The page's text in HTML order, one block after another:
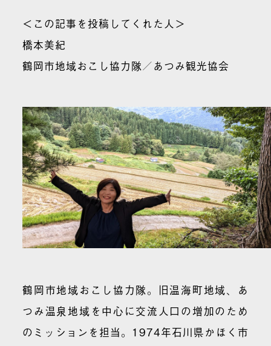
＜この記事を投稿してくれた人＞
橋本美紀
鶴岡市地域おこし協力隊／あつみ観光協会
鶴岡市地域おこし協力隊。旧温海町地域、あ
つみ温泉地域を中心に交流人口の増加のため
のミッションを担当。1974年石川県かほく市